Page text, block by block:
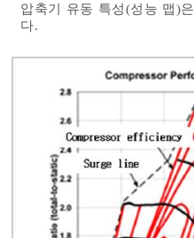
압축기 유동 특성(성능 맵)은
다.